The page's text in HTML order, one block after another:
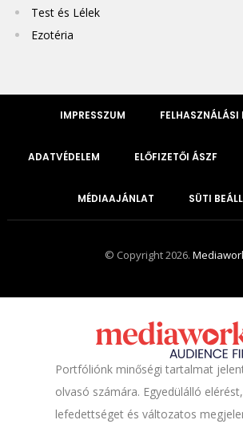
Test és Lélek
Ezotéria
IMPRESSZUM FELHASZNÁLÁSI
ADATVÉDELEM ELŐFIZETŐI ÁSZF
MÉDIAAJÁNLAT SÜTI
© Copyright 2026.
Portfóliónk minőségi tartalmat
olvasó számára. Egyedülálló
lefedettséget és változatos